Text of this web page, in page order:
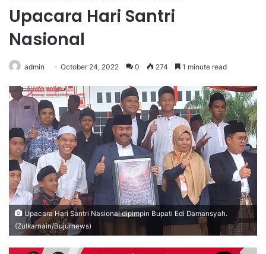
Upacara Hari Santri
Nasional
admin October 24, 2022 0 274 1 minute read
Upacara Hari Santri Nasional dipimpin Bupati Edi Damansyah.
(Zulkarnain/Bujurnews)